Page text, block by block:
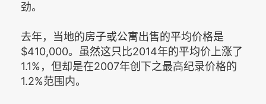
劲。
去年，当地的房子或公寓出售的平均价格是
$410,000。虽然这只比2014年的平均价上涨了
1.1%，但却是在2007年创下之最高纪录价格的
1.2%范围内。